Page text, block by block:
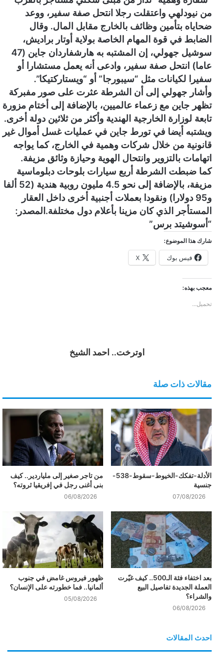
و
ن
ي
من نيودلهي واعتقلت رجلا انتحل صفة سفير، ووعد
ضحاياه بتأمين وظائف بالخارج مقابل المال. وقال
الضابط في قوة المهام الخاصة بولاية أوتار براديش،
سوشيل جهولي، إن المشتبه به هارشفاردان جاين (47
عاما) انتحل صفة سفير، وادعى أنه يعمل مستشارا أو
سفيرا لكيانات مثل “سيبورجا” أو “ويستاركتيكا”.
وأشار جهولي إلى أن الشرطة عثرت على صور مفبركة
تظهر جاين مع زعماء عالميين، بالإضافة إلى أختام مزورة
تابعة لوزارة الخارجية الهندية وأكثر من ثلاثين دولة أخرى.
ويشتبه أيضا في تورط جاين في عمليات غسل أموال غير
قانونية من خلال شركات وهمية في الخارج، كما يواجه
اتهامات بالتزوير وانتحال الهوية وحيازة وثائق مزيفة.
كما ضبطت الشرطة أربع سيارات بلوحات دبلوماسية
مزيفة، بالإضافة إلى نحو 4.5 مليون روبية هندية (52 ألفا
و95 دولارا) ونقودا بعملات أجنبية أخرى داخل العقار
المستأجر الذي كان مزينا بأعلام دول مختلفة.المصدر:
“أسوشيتد برس”
شارك هذا الموضوع:
فيس بوك X
معجب بهذه:
تحميل...
اوترخت.. احمد الشيخ
مقالات ذات صلة
الأدلة-تفكك-الخيوط-سقوط-538-
جنسية
07/08/2026
من تاجر صغير إلى ملياردير.. كيف
بنى أغنى رجل في إفريقيا ثروته؟
06/08/2026
بعد اختفاء فئة الـ500.. كيف غيّرت
العملة الجديدة تفاصيل البيع
والشراء؟
06/08/2026
ظهور فيروس غامض في جنوب
ألمانيا.. فما خطورته على الإنسان؟
05/08/2026
احدث المقالات